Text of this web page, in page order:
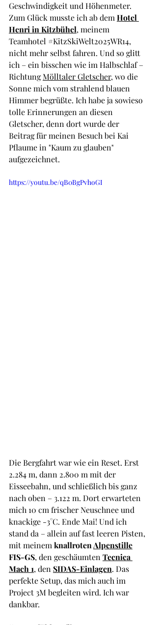
Geschwindigkeit und Höhenmeter.
Zum Glück musste ich ab dem Hotel
Henri in Kitzbühel, meinem
Teamhotel #KitzSkiWelt2025WR14,
nicht mehr selbst fahren. Und so glitt
ich – ein bisschen wie im Halbschlaf –
Richtung Mölltaler Gletscher, wo die
Sonne mich vom strahlend blauen
Himmer begrüßte. Ich habe ja sowieso
tolle Erinnerungen an diesen
Gletscher, denn dort wurde der
Beitrag für meinen Besuch bei Kai
Pflaume in "Kaum zu glauben"
aufgezeichnet.
https://youtu.be/qB0BgPvhoGI
Die Bergfahrt war wie ein Reset. Erst
2.284 m, dann 2.800 m mit der
Eisseebahn, und schließlich bis ganz
nach oben – 3.122 m. Dort erwarteten
mich 10 cm frischer Neuschnee und
knackige -3°C. Ende Mai! Und ich
stand da – allein auf fast leeren Pisten,
mit meinem knallroten Alpenstille
FIS-GS, den geschäumten Tecnica
Mach 1, den SIDAS-Einlagen. Das
perfekte Setup, das mich auch im
Project 3M begleiten wird. Ich war
dankbar.